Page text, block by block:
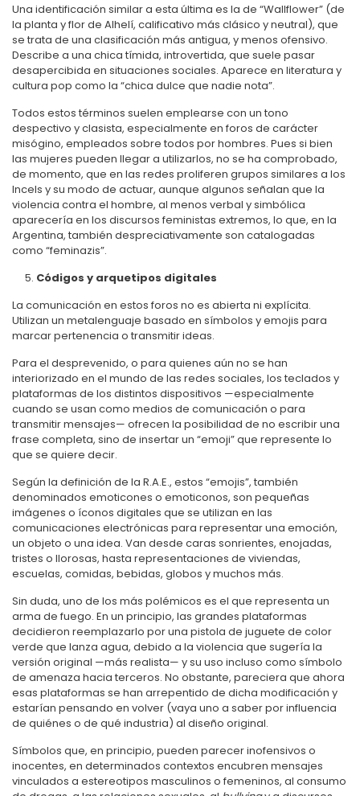
Una identificación similar a esta última es la de “Wallflower” (de
la planta y flor de Alhelí, calificativo más clásico y neutral), que
se trata de una clasificación más antigua, y menos ofensivo.
Describe a una chica tímida, introvertida, que suele pasar
desapercibida en situaciones sociales. Aparece en literatura y
cultura pop como la “chica dulce que nadie nota”.
Todos estos términos suelen emplearse con un tono
despectivo y clasista, especialmente en foros de carácter
misógino, empleados sobre todos por hombres. Pues si bien
las mujeres pueden llegar a utilizarlos, no se ha comprobado,
de momento, que en las redes proliferen grupos similares a los
Incels y su modo de actuar, aunque algunos señalan que la
violencia contra el hombre, al menos verbal y simbólica
aparecería en los discursos feministas extremos, lo que, en la
Argentina, también despreciativamente son catalogadas
como “feminazis”.
Códigos y arquetipos digitales
La comunicación en estos foros no es abierta ni explícita.
Utilizan un metalenguaje basado en símbolos y emojis para
marcar pertenencia o transmitir ideas.
Para el desprevenido, o para quienes aún no se han
interiorizado en el mundo de las redes sociales, los teclados y
plataformas de los distintos dispositivos —especialmente
cuando se usan como medios de comunicación o para
transmitir mensajes— ofrecen la posibilidad de no escribir una
frase completa, sino de insertar un “emoji” que represente lo
que se quiere decir.
Según la definición de la R.A.E., estos “emojis”, también
denominados emoticones o emoticonos, son pequeñas
imágenes o íconos digitales que se utilizan en las
comunicaciones electrónicas para representar una emoción,
un objeto o una idea. Van desde caras sonrientes, enojadas,
tristes o llorosas, hasta representaciones de viviendas,
escuelas, comidas, bebidas, globos y muchos más.
Sin duda, uno de los más polémicos es el que representa un
arma de fuego. En un principio, las grandes plataformas
decidieron reemplazarlo por una pistola de juguete de color
verde que lanza agua, debido a la violencia que sugería la
versión original —más realista— y su uso incluso como símbolo
de amenaza hacia terceros. No obstante, pareciera que ahora
esas plataformas se han arrepentido de dicha modificación y
estarían pensando en volver (vaya uno a saber por influencia
de quiénes o de qué industria) al diseño original.
Símbolos que, en principio, pueden parecer inofensivos o
inocentes, en determinados contextos encubren mensajes
vinculados a estereotipos masculinos o femeninos, al consumo